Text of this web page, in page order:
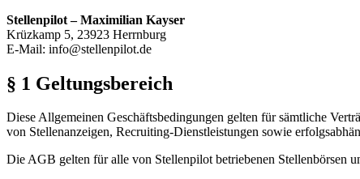
Stellenpilot – Maximilian Kayser
Krüzkamp 5, 23923 Herrnburg
E-Mail: info@stellenpilot.de
§ 1 Geltungsbereich
Diese Allgemeinen Geschäftsbedingungen gelten für sämtliche
von Stellenanzeigen, Recruiting-Dienstleistungen sowie
Die AGB gelten für alle von Stellenpilot betriebenen Stellenbörsen